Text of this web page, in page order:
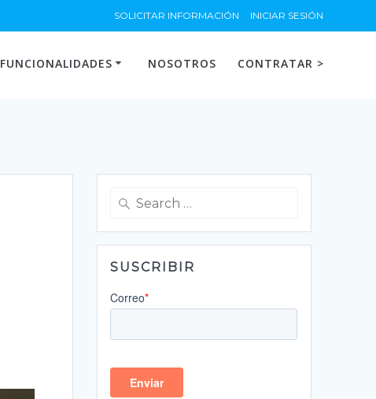
SOLICITAR INFORMACIÓN INICIAR SESIÓN
FUNCIONALIDADES NOSOTROS CONTRATAR >
Search
SUSCRIBIR